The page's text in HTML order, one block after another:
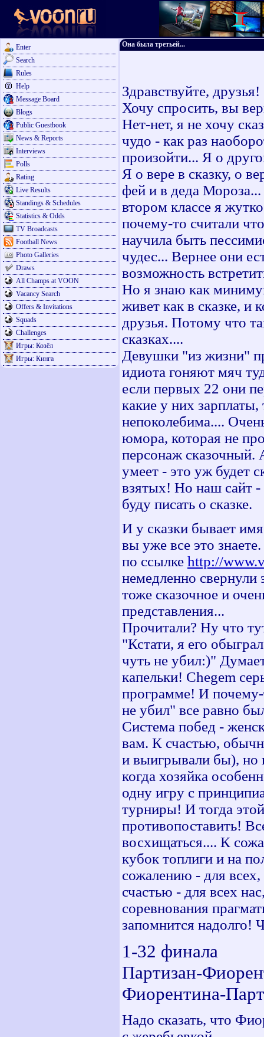
Enter
Search
Rules
Help
Message Board
Blogs
Public Guestbook
News & Reports
Interviews
Polls
Rating
Live Results
Standings & Schedules
Statistics & Odds
TV Broadcasts
Football News
Photo Galleries
Draws
All Champs at VOON
Vacancy Search
Offers & Invitations
Squads
Challenges
Игры: Козёл
Игры: Кинга
Она была третьей...
Здравствуйте, друзья!
Хочу спросить, вы
Нет-нет, я не хочу
чудо - как раз
произойти... Я о
Я о вере в сказку, о
фей и в деда Мороза...
втором классе я
почему-то считали
научила быть
чудес... Вернее они
возможность
Но я знаю как
живет как в сказке,
друзья. Потому что
сказках....
Девушки "из жизни"
идиота гоняют мяч
если первых 22 они
какие у них
непоколебима....
юмора, которая не
персонаж сказочный.
умеет - это уж будет
взятых! Но наш сайт -
буду писать о сказке.
И у сказки бывает
вы уже все это
по ссылке http://
немедленно свернули
тоже сказочное и
представления...
Прочитали? Ну что
"Кстати, я его
чуть не убил:)"
капельки! Chegem
программе! И почему-
не убил" все равно
Система побед -
вам. К счастью,
и выигрывали бы), но
когда хозяйка
одну игру с
турниры! И тогда
противопоставить!
восхищаться.... К
кубок топлиги и на
сожалению - для
счастью - для всех
соревнования
запомнится надолго!
1-32 финала
Партизан-
Фиорентина-
Надо сказать, что